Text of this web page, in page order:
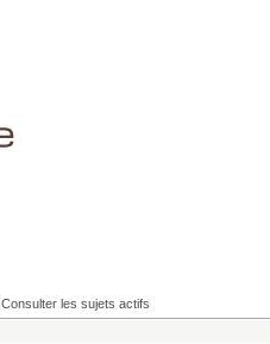
Consulter les sujets actifs